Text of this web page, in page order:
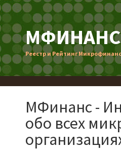
МФИНАНС
Реестр и Рейтинг
МФинанс -
обо всех